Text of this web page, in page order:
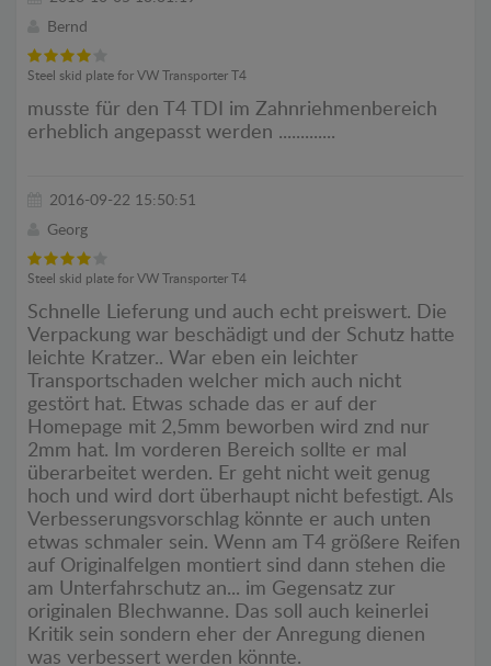
Bernd
Steel skid plate for VW Transporter T4
musste für den T4 TDI im Zahnriehmenbereich
erheblich angepasst werden .............
2016-09-22 15:50:51
Georg
Steel skid plate for VW Transporter T4
Schnelle Lieferung und auch echt preiswert. Die
Verpackung war beschädigt und der Schutz hatte
leichte Kratzer.. War eben ein leichter
Transportschaden welcher mich auch nicht
gestört hat. Etwas schade das er auf der
Homepage mit 2,5mm beworben wird znd nur
2mm hat. Im vorderen Bereich sollte er mal
überarbeitet werden. Er geht nicht weit genug
hoch und wird dort überhaupt nicht befestigt. Als
Verbesserungsvorschlag könnte er auch unten
etwas schmaler sein. Wenn am T4 größere Reifen
auf Originalfelgen montiert sind dann stehen die
am Unterfahrschutz an... im Gegensatz zur
originalen Blechwanne. Das soll auch keinerlei
Kritik sein sondern eher der Anregung dienen
was verbessert werden könnte.